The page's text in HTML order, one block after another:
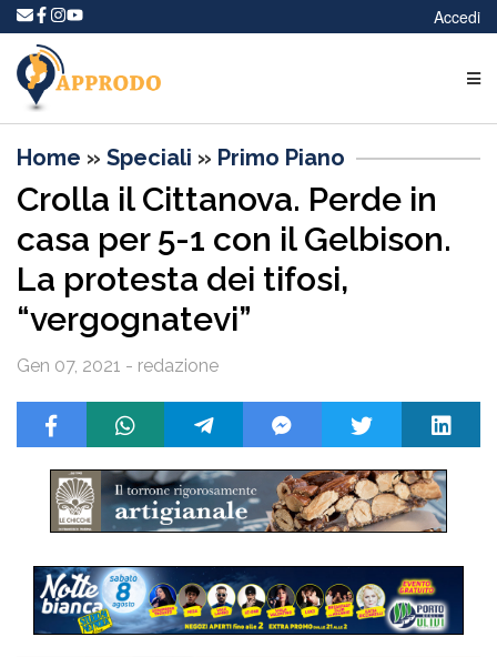
Accedi
Home » Speciali » Primo Piano
Crolla il Cittanova. Perde in
casa per 5-1 con il Gelbison.
La protesta dei tifosi,
“vergognatevi”
Gen 07, 2021 - redazione